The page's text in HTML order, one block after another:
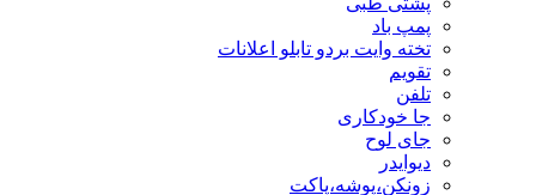
پمپ باد
تخته وایت بردو تابلو اعلانات
تقویم
تلفن
جا خودکاری
جای لوح
دیوایدر
زونکن،پوشه،پاکت